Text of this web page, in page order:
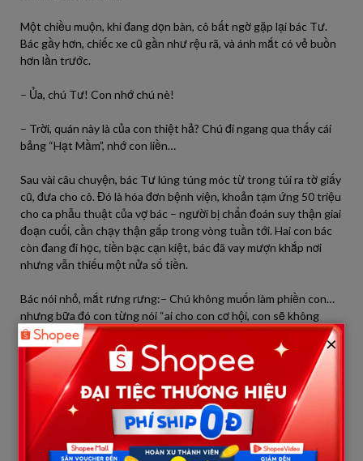
Một chiều muộn, khi đang dọn bàn, cô bất ngờ gặp lại bác Tư.
Bác gầy hơn, chiếc xe cũ gần như rệu rã, và ánh mắt có vẻ buồn
hơn lần trước.
– Ủa, chú Tư! Con nhớ chú nè!
– Trời, quán này là của con thiệt hả? Chú đi ngang qua thấy cái
bảng “Hạt Mầm”, nhớ con liền…
Sau vài câu chuyện, bác Tư lúng túng móc từ trong túi ra tờ giấy
cũ, đưa cho cô. Đó là hóa đơn bệnh viện, khoản tạm ứng 50 triệu
cho ca phẫu thuật của vợ bác – người bị chẩn đoán suy thận giai
đoạn cuối, cần chạy thận gấp trong vòng tuần tới. Hai con bác
còn đang đi học, tiền bạc cạn kiệt, bác đã vay mượn khắp nơi
nhưng vẫn thiếu một nửa số tiền.
Bác nói nhỏ, mắt rưng rưng:– Chú không muốn làm phiền con…
nhưng bữa đó con từng nói “ai cho con cơ hội, con sẽ không
quên”. Giờ chú đành đánh liều…
Huyền im lặng. Cô không dư dả. Vốn khởi nghiệp của cô còn
chưa hoàn vốn, quán đang thua lỗ, tiền thuê mặt bằng tháng
sau chưa xoay kịp. Nhưng hình ảnh người đàn ông từng tặng cô
một cuốc xe miễn phí trong ngày đầu lập nghiệp cứ hiện lên mãi.
Không nói gì thêm, cô lặng lẽ chuyển khoản cho bác 50 triệu.
×